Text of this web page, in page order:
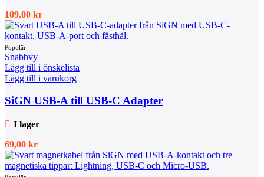
109,00 kr
Snabbvy
Lägg till i önskelista
Lägg till i varukorg
SiGN USB-A till USB-C Adapter
I lager
69,00 kr